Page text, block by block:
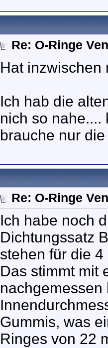
Re: O-Ringe
Hat inzwischen
Ich hab die
nich so
brauche nur
Re: O-Ringe
Ich habe noch
Dichtungssatz
stehen für die
Das stimmt mit
Gummis, was
Ringes von 22